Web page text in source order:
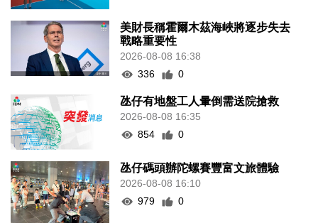
美財長稱霍爾木茲海峽將逐步失去
戰略重要性
2026-08-08 16:38
336
0
氹仔有地盤工人暈倒需送院搶救
2026-08-08 16:35
854
0
氹仔碼頭辦陀螺賽豐富文旅體驗
2026-08-08 16:10
979
0